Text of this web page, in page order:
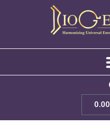
0.00